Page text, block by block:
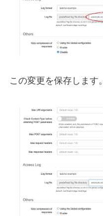
この変更を保存します。